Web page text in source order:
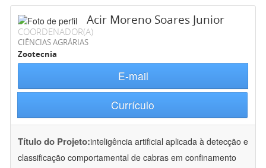
Acir Moreno Soares Junior
COORDENADOR(A)
CIÊNCIAS AGRÁRIAS
Zootecnia
E-mail
Currículo
Título do Projeto:inteligência artificial aplicada à detecção e
classificação comportamental de cabras em confinamento